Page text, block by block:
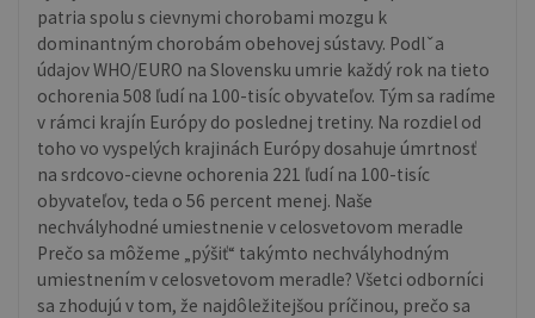
patria spolu s cievnymi chorobami mozgu k
dominantným chorobám obehovej sústavy. Podlˇa
údajov WHO/EURO na Slovensku umrie každý rok na tieto
ochorenia 508 ľudí na 100-tisíc obyvateľov. Tým sa radíme
v rámci krajín Európy do poslednej tretiny. Na rozdiel od
toho vo vyspelých krajinách Európy dosahuje úmrtnosť
na srdcovo-cievne ochorenia 221 ľudí na 100-tisíc
obyvateľov, teda o 56 percent menej. Naše
nechvályhodné umiestnenie v celosvetovom meradle
Prečo sa môžeme „pýšiť“ takýmto nechvályhodným
umiestnením v celosvetovom meradle? Všetci odborníci
sa zhodujú v tom, že najdôležitejšou príčinou, prečo sa